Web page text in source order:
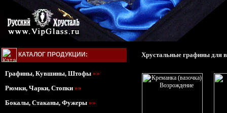
КАТАЛОГ ПРОДУКЦИИ:
Графины, Кувшины, Штофы »»
Рюмки, Чарки, Стопки »»
Бокалы, Стаканы, Фужеры »»
Хрустальные графины для